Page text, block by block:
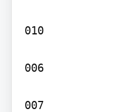
010
006
007